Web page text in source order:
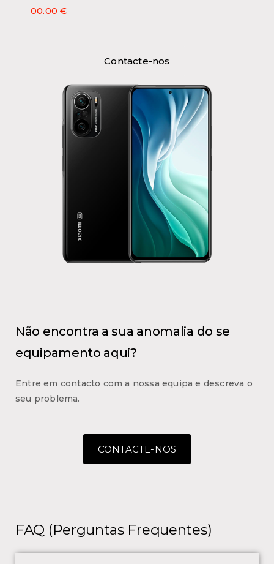
00.00 €
Contacte-nos
Não encontra a sua anomalia do se
equipamento aqui?
Entre em contacto com a nossa equipa e descreva o
seu problema.
CONTACTE-NOS
FAQ (Perguntas Frequentes)